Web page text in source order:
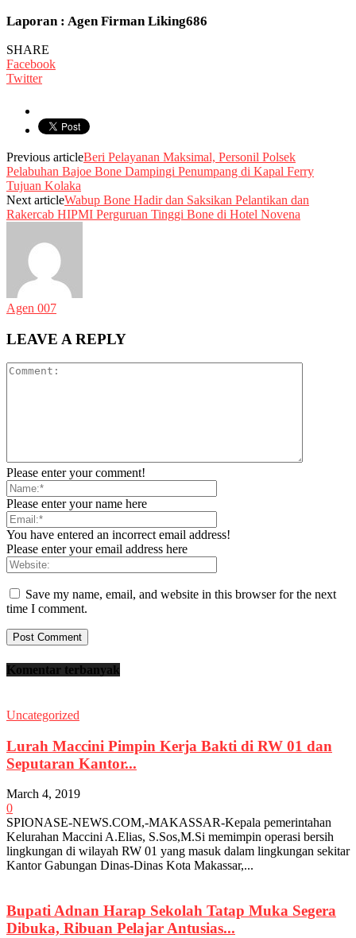
Laporan : Agen Firman Liking686
SHARE
Facebook
Twitter
Previous articleBeri Pelayanan Maksimal, Personil Polsek
Pelabuhan Bajoe Bone Dampingi Penumpang di Kapal Ferry
Tujuan Kolaka
Next articleWabup Bone Hadir dan Saksikan Pelantikan dan
Rakercab HIPMI Perguruan Tinggi Bone di Hotel Novena
Agen 007
LEAVE A REPLY
Please enter your comment!
Please enter your name here
You have entered an incorrect email address!
Please enter your email address here
Save my name, email, and website in this browser for the next
time I comment.
Komentar terbanyak
Uncategorized
Lurah Maccini Pimpin Kerja Bakti di RW 01 dan
Seputaran Kantor...
March 4, 2019
0
SPIONASE-NEWS.COM,-MAKASSAR-Kepala pemerintahan
Kelurahan Maccini A.Elias, S.Sos,M.Si memimpin operasi bersih
lingkungan di wilayah RW 01 yang masuk dalam lingkungan sekitar
Kantor Gabungan Dinas-Dinas Kota Makassar,...
Bupati Adnan Harap Sekolah Tatap Muka Segera
Dibuka, Ribuan Pelajar Antusias...